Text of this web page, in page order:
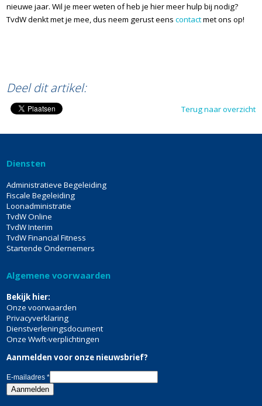
nieuwe jaar. Wil je meer weten of heb je hier meer hulp bij nodig?
TvdW denkt met je mee, dus neem gerust eenscontactmet ons op!
Deel dit artikel:
Terug naar overzicht
Diensten
Administratieve Begeleiding
Fiscale Begeleiding
Loonadministratie
TvdW Online
TvdW Interim
TvdW Financial Fitness
Startende Ondernemers
Algemene voorwaarden
Bekijk hier:
Onze voorwaarden
Privacyverklaring
Dienstverleningsdocument
Onze Wwft-verplichtingen
Aanmelden voor onze nieuwsbrief?
E-mailadres*